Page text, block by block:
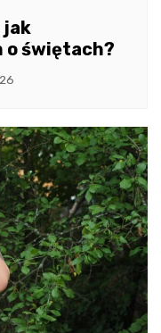
jak
o świętach?